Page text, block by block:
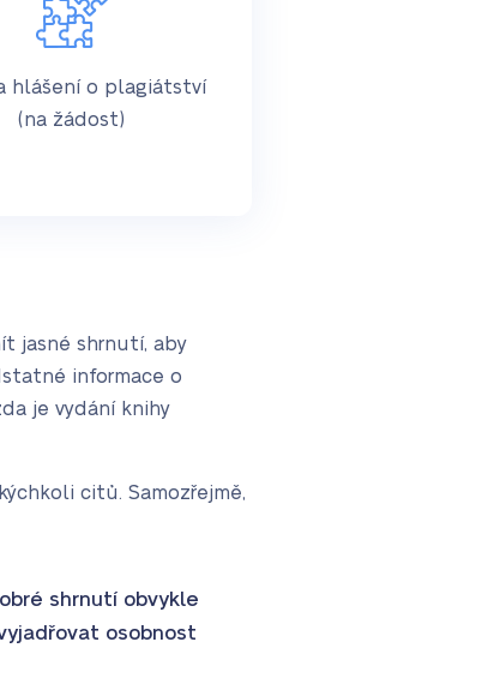
hlášení o plagiátství
(na žádost)
jasné shrnutí, aby
informace o
je vydání knihy
citů. Samozřejmě,
shrnutí obvykle
osobnost